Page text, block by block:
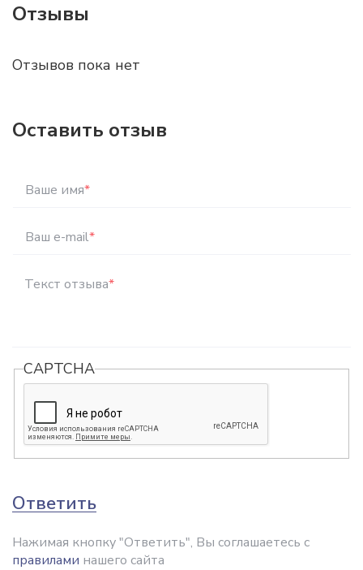
Отзывы
Отзывов пока нет
Оставить отзыв
Ваше имя*
Ваш e-mail*
Текст отзыва*
CAPTCHA
Ответить
Нажимая кнопку "Ответить", Вы соглашаетесь с
правилами нашего сайта